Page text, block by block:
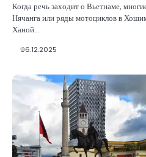
Когда речь заходит о Вьетнаме,
Нячанга или ряды мотоциклов в
Ханой…
06.12.2025